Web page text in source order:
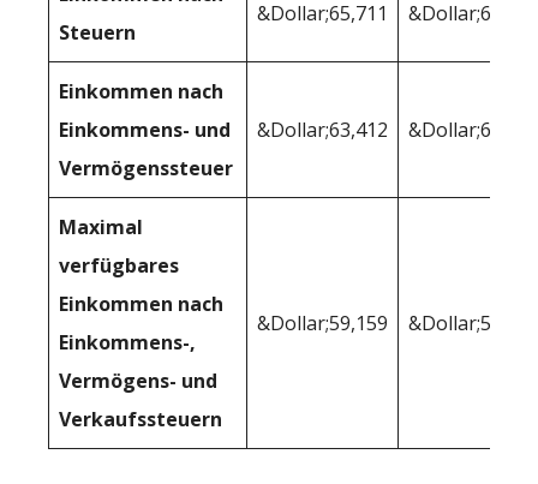
Steuern
&Dollar;65,711 &Dollar;64,054
Einkommen nach
Einkommens- und
Vermögenssteuer
&Dollar;63,412 &Dollar;61,154
Maximal
verfügbares
Einkommen nach
Einkommens-,
Vermögens- und
Verkaufssteuern
&Dollar;59,159 &Dollar;58,554